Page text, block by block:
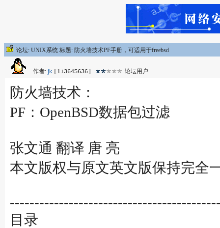
论坛: UNIX系统 标题: 防火墙技术PF手册，可适用于freebsd
作者: jk [li3645636] 论坛用户
防火墙技术：
PF：OpenBSD数据包过滤
张文通 翻译 唐 亮
本文版权与原文英文版保持完全
目录